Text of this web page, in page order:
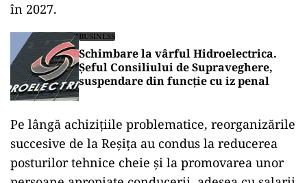
în 2027.
BUSINESS
Schimbare la vârful Hidroelectrica.
Șeful Consiliului de Supraveghere,
suspendare din funcție cu iz penal
Pe lângă achizițiile problematice, reorganizările
succesive de la Reșița au condus la reducerea
posturilor tehnice cheie și la promovarea unor